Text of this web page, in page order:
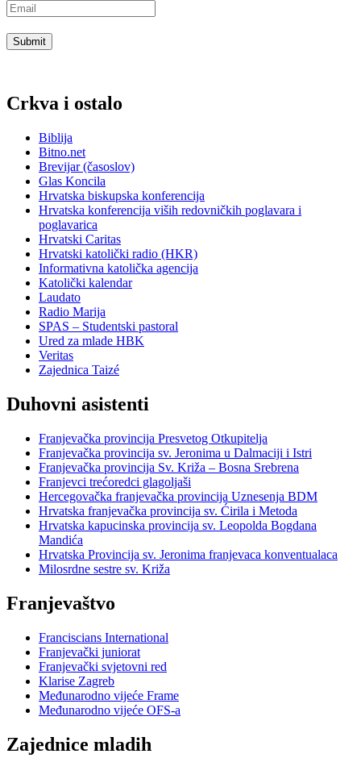
Crkva i ostalo
Biblija
Bitno.net
Brevijar (časoslov)
Glas Koncila
Hrvatska biskupska konferencija
Hrvatska konferencija viših redovničkih poglavara i
poglavarica
Hrvatski Caritas
Hrvatski katolički radio (HKR)
Informativna katolička agencija
Katolički kalendar
Laudato
Radio Marija
SPAS – Studentski pastoral
Ured za mlade HBK
Veritas
Zajednica Taizé
Duhovni asistenti
Franjevačka provincija Presvetog Otkupitelja
Franjevačka provincija sv. Jeronima u Dalmaciji i Istri
Franjevačka provincija Sv. Križa – Bosna Srebrena
Franjevci trećoredci glagoljaši
Hercegovačka franjevačka provincija Uznesenja BDM
Hrvatska franjevačka provincija sv. Ćirila i Metoda
Hrvatska kapucinska provincija sv. Leopolda Bogdana
Mandića
Hrvatska Provincija sv. Jeronima franjevaca konventualaca
Milosrdne sestre sv. Križa
Franjevaštvo
Franciscians International
Franjevački juniorat
Franjevački svjetovni red
Klarise Zagreb
Međunarodno vijeće Frame
Međunarodno vijeće OFS-a
Zajednice mladih